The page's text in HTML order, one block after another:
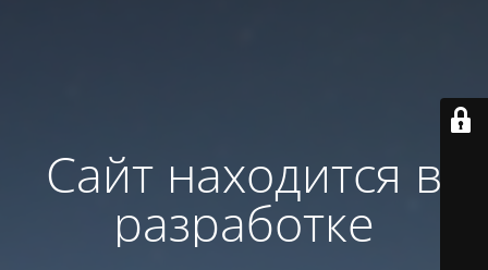
Сайт находится в
разработке